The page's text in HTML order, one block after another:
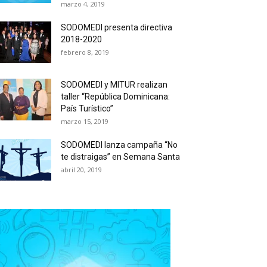
marzo 4, 2019
SODOMEDI presenta directiva
2018-2020
febrero 8, 2019
SODOMEDI y MITUR realizan
taller “República Dominicana:
País Turístico”
marzo 15, 2019
SODOMEDI lanza campaña “No
te distraigas” en Semana Santa
abril 20, 2019